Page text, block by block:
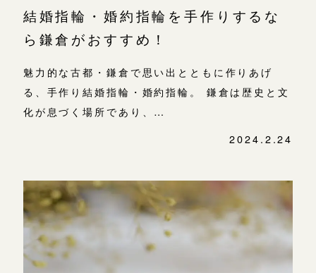
結婚指輪・婚約指輪を手作りするな
ら鎌倉がおすすめ！
魅力的な古都・鎌倉で思い出とともに作りあげ
る、手作り結婚指輪・婚約指輪。 鎌倉は歴史と文
化が息づく場所であり、…
2024.2.24